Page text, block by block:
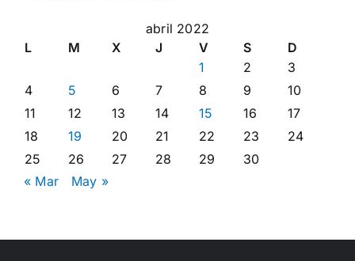
abril 2022
L
M X J V S
D
1
2
3
4
5 6 7 8 9
10
11
12 13 14 15 16
17
18
19 20 21 22 23
24
25
26 27 28 29
30
« Mar
May »